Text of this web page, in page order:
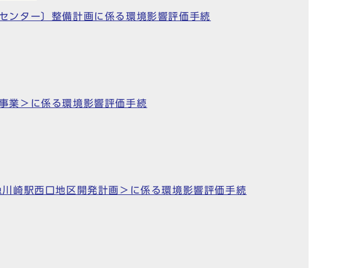
ター〕整備計画に係る環境影響評価手続
業＞に係る環境影響評価手続
崎駅西口地区開発計画＞に係る環境影響評価手続